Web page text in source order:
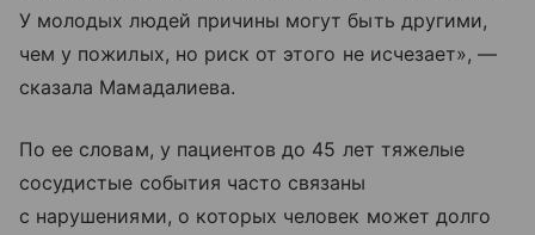
У молодых людей причины могут быть другими,
чем у пожилых, но риск от этого не исчезает», —
сказала Мамадалиева.
По ее словам, у пациентов до 45 лет тяжелые
сосудистые события часто связаны
с нарушениями, о которых человек может долго